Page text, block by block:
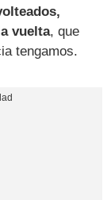
vuelta, que
tengamos.